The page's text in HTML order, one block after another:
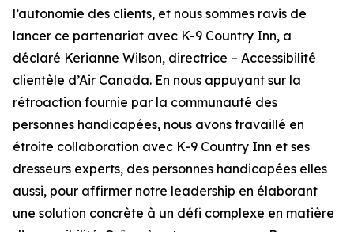
l’autonomie des clients, et nous sommes ravis de
lancer ce partenariat avec K-9 Country Inn, a
déclaré Kerianne Wilson, directrice – Accessibilité
clientèle d’Air Canada. En nous appuyant sur la
rétroaction fournie par la communauté des
personnes handicapées, nous avons travaillé en
étroite collaboration avec K-9 Country Inn et ses
dresseurs experts, des personnes handicapées elles
aussi, pour affirmer notre leadership en élaborant
une solution concrète à un défi complexe en matière